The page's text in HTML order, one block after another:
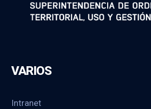
VARIOS
Intranet